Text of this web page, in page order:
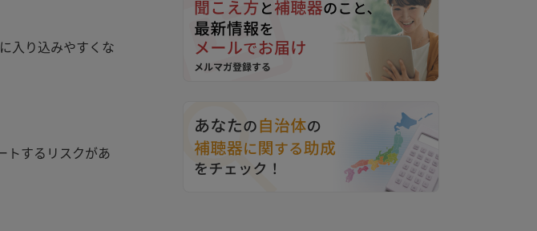
入り込みやすくな
トするリスクがあ